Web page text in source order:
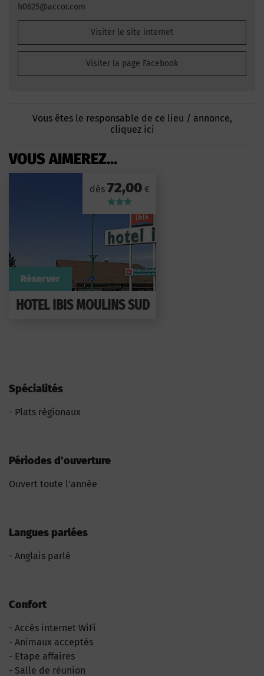
h0625@accor.com
Visiter le site internet
Visiter la page Facebook
Vous êtes le responsable de ce lieu / annonce,
cliquez ici
VOUS AIMEREZ...
HOTEL IBIS MOULINS SUD
dès 72,00€
Réserver
Spécialités
Plats régionaux
Périodes d'ouverture
Ouvert toute l'année
Langues parlées
Anglais parlé
Confort
Accès internet WiFi
Animaux acceptés
Etape affaires
Salle de réunion